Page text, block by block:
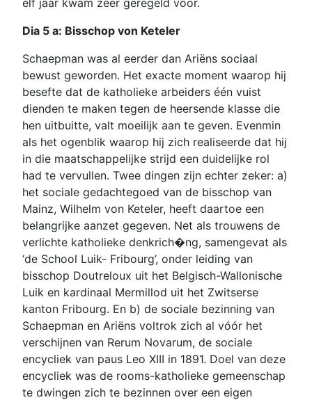
Dia 5 a: Bisschop von Keteler
Schaepman was al eerder dan Ariëns sociaal
bewust geworden. Het exacte moment waarop hij
besefte dat de katholieke arbeiders één vuist
dienden te maken tegen de heersende klasse die
hen uitbuitte, valt moeilijk aan te geven. Evenmin
als het ogenblik waarop hij zich realiseerde dat hij
in die maatschappelijke strijd een duidelijke rol
had te vervullen. Twee dingen zijn echter zeker: a)
het sociale gedachtegoed van de bisschop van
Mainz, Wilhelm von Keteler, heeft daartoe een
belangrijke aanzet gegeven. Net als trouwens de
verlichte katholieke denkrich�ng, samengevat als
‘de School Luik- Fribourg’, onder leiding van
bisschop Doutreloux uit het Belgisch-Wallonische
Luik en kardinaal Mermillod uit het Zwitserse
kanton Fribourg. En b) de sociale bezinning van
Schaepman en Ariëns voltrok zich al vóór het
verschijnen van Rerum Novarum, de sociale
encycliek van paus Leo XIII in 1891. Doel van deze
encycliek was de rooms-katholieke gemeenschap
te dwingen zich te bezinnen over een eigen